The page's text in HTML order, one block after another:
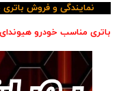
نمایندگی و فروش
باتری مناسب خودرو